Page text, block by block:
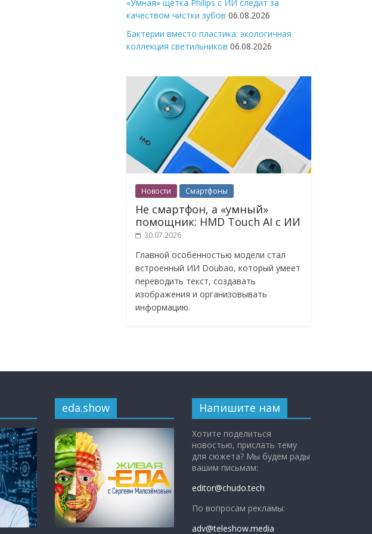
«Умная» щётка Philips с ИИ следит за
качеством чистки зубов 06.08.2026
Бактерии вместо пластика: экологичная
коллекция светильников 06.08.2026
Новости Смартфоны
Не смартфон, а «умный»
помощник: HMD Touch AI с ИИ
30.07.2026
Главной особенностью модели стал
встроенный ИИ Doubao, который умеет
переводить текст, создавать
изображения и организовывать
информацию.
eda.show Напишите нам
Хотите поделиться
новостью, прислать тему
для сюжета? Мы будем рады
вашим письмам:
editor@chudo.tech
По вопросам рекламы:
adv@teleshow.media